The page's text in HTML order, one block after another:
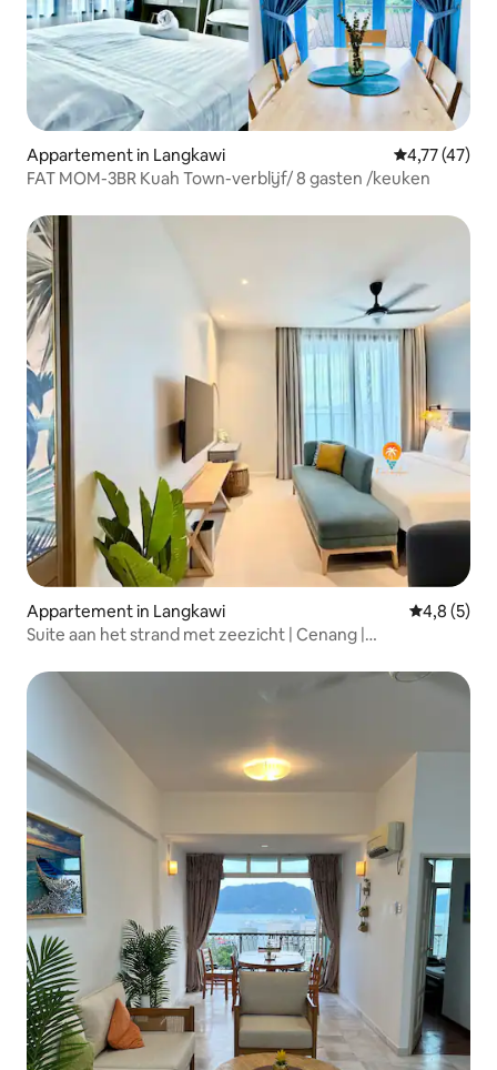
Appartement in Langkawi Gemiddelde
4,77 (47)
FAT MOM-3BR Kuah Town-verblijf/ 8 gasten /keuken
Appartement in Langkawi
4,8 (5)
Suite aan het strand met zeezicht | Cenang |